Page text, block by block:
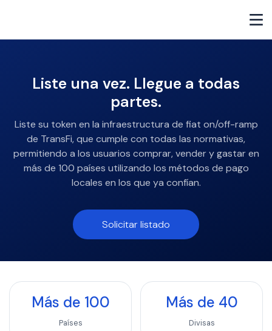
Liste una vez. Llegue a todas
partes.
Liste su token en la infraestructura de fiat on/off-ramp
de TransFi, que cumple con todas las normativas,
permitiendo a los usuarios comprar, vender y gastar en
más de 100 países utilizando los métodos de pago
locales en los que ya confían.
Solicitar listado
Más de 100
Países
Más de 40
Divisas